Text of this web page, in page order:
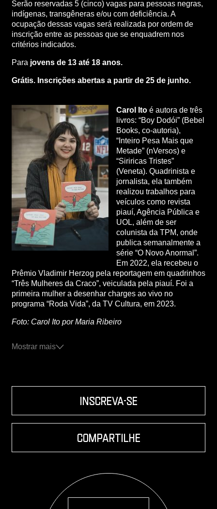
inscreva-se
compartilhe
Serão reservadas 5 (cinco) vagas para pessoas negras,
indígenas, transgêneras e/ou com deficiência. A
ocupação dessas vagas será realizada por ordem de
inscrição entre as pessoas que se enquadrem nos
critérios indicados.
Para jovens de 13 até 18 anos.
Grátis. Inscrições abertas a partir de 25 de junho.
Carol Ito é autora de três
livros: “Boy Dodói” (Bebel
Books, co-autoria),
“Inteiro Pesa Mais que
Metade” (nVersos) e
“Siriricas Tristes”
(Veneta). Quadrinista e
jornalista, ela também
realizou trabalhos para
veículos como revista
piauí, Agência Pública e
UOL, além de ser
colunista da TPM, onde
publica semanalmente a
série “O Novo Anormal”.
Em 2022, ela recebeu o
Prêmio Vladimir Herzog pela reportagem em quadrinhos
“Três Mulheres da Craco”, veiculada pela piauí. Foi a
primeira mulher a desenhar charges ao vivo no
programa “Roda Vida”, da TV Cultura, em 2023.
Foto: Carol Ito por Maria Ribeiro
Mostrar mais